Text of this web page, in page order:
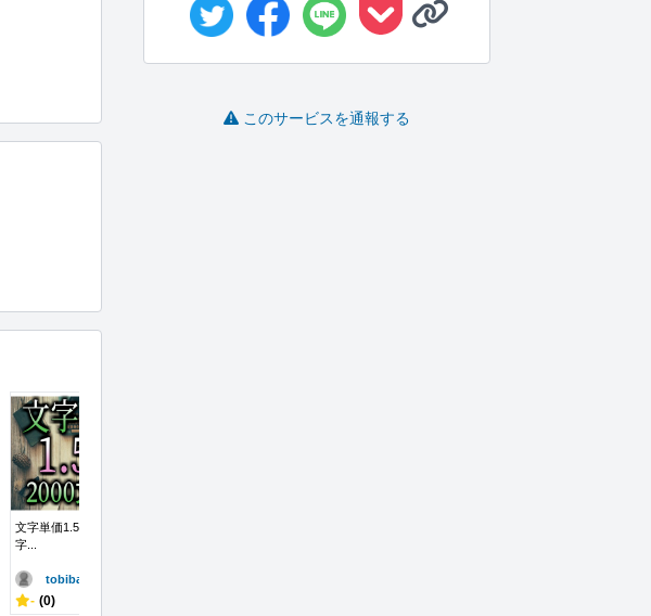
文字単価1.5円/3000文
字...
tobiba..
- (0)
このサービスを通報する